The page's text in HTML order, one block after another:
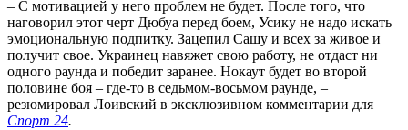
– С мотивацией у него проблем не будет. После того, что
наговорил этот черт Дюбуа перед боем, Усику не надо искать
эмоциональную подпитку. Зацепил Сашу и всех за живое и
получит свое. Украинец навяжет свою работу, не отдаст ни
одного раунда и победит заранее. Нокаут будет во второй
половине боя – где-то в седьмом-восьмом раунде, –
резюмировал Лоивский в эксклюзивном комментарии для
Спорт 24.